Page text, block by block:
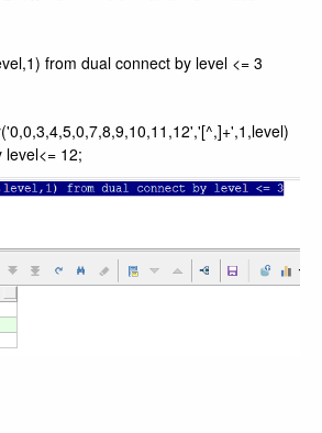
from dual connect by level <= 3
12;